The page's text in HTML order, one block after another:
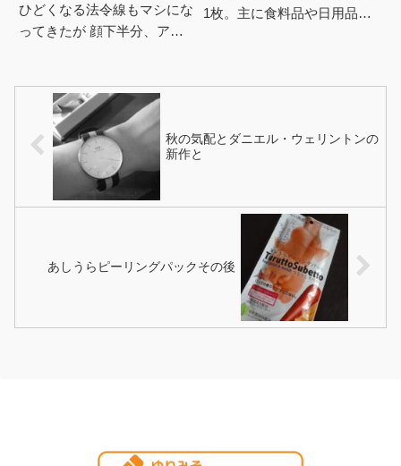
ひどくなる法令線もマシにな
ってきたが 顔下半分、アゴ
う維持ペースでいいのだが、
なん...
1枚。主に食料品や日用品、
秋の気配とダニエル・ウェリントンの
新作と
あしうらピーリングパックその後